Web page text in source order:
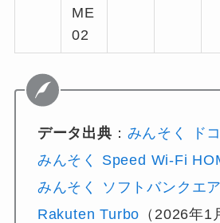
ME
02
データ出典 ： みんそく ド
みんそく Speed Wi-Fi
みんそく ソフトバンクエ
Rakuten Turbo （2026年1